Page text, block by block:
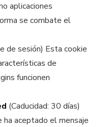
aplicaciones
se combate el
de sesión) Esta cookie
de
funcionen
(Caducidad: 30 días)
ha aceptado el mensaje